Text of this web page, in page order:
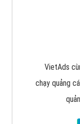
VietAds
chạy quảng